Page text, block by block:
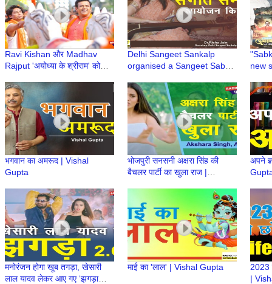
Ravi Kishan और Madhav
Rajput 'अयोध्या के श्रीराम' को
Delhi Sangeet Sankalp
organised a Sangeet Sabha
new
CM
भगवान का अमरूद | Vishal
Gupta
भोजपुरी सनसनी अक्षरा सिंह की
बैचलर पार्टी का खुला राज |
अपने
मनोरंजन होगा खूब तगड़ा, खेसारी
लाल यादव लेकर आए गए ‘झगड़ा
माई का 'लाल' | Vishal Gupta
2023
|